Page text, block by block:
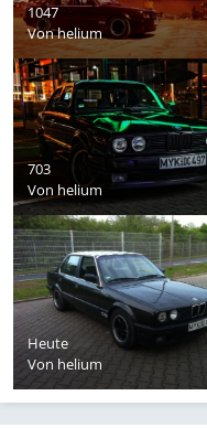
1047
Vonhelium
703
Von helium
Heute
Von helium